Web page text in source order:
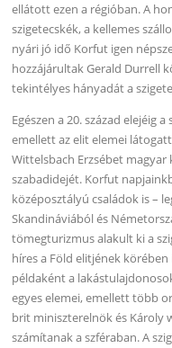
ellátott ezen a régióban. A
szigetecskék, a kellemes
nyári jó idő Korfut igen
hozzájárultak Gerald Durrell
tekintélyes hányadát a
Egészen a 20. század elejéig
emellett az elit elemei
Wittelsbach Erzsébet
szabadidejét. Korfut
középosztályú családok is –
Skandináviából és
tömegturizmus alakult ki a
híres a Föld elitjének körében
példaként a
egyes elemei, emellett több
brit miniszterelnök és Károly
számítanak a szféraban. A